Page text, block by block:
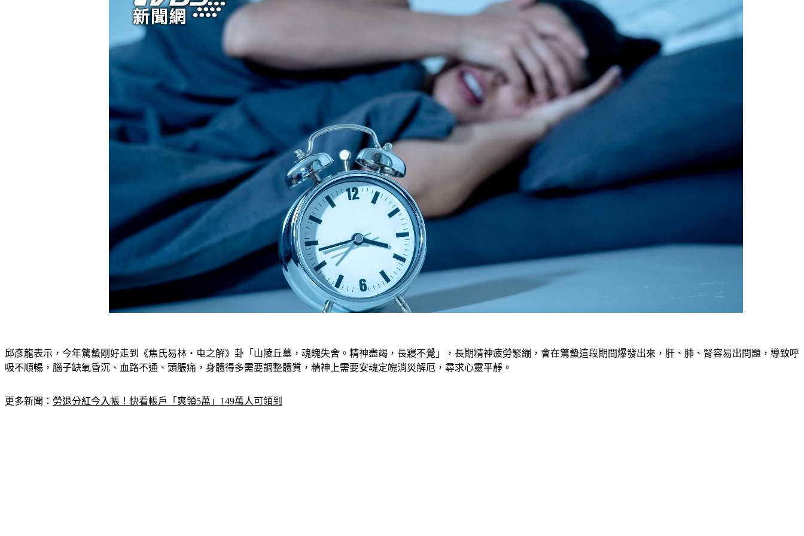
邱彥龍表示，今年驚蟄剛好走到《焦氏易林‧屯之解》卦「山陵丘墓，魂魄失舍。精神盡竭，長寢不覺」，長期精神疲勞緊繃，會在驚蟄這段期間爆發出來，肝、肺、腎容易出問題，導致呼
吸不順暢，腦子缺氧昏沉、血路不通、頭脹痛，身體得多需要調整體質，精神上需要安魂定魄消災解厄，尋求心靈平靜。
更多新聞： 勞退分紅今入帳！快看帳戶「爽領5萬」149萬人可領到